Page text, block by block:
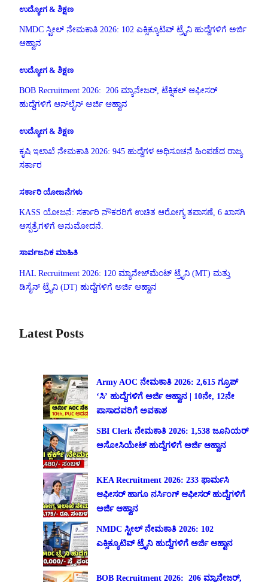
ಉದ್ಯೋಗ & ಶಿಕ್ಷಣ
NMDC ಸ್ಟೀಲ್ ನೇಮಕಾತಿ 2026: 102 ಎಕ್ಸಿಕ್ಯೂಟಿವ್ ಟ್ರೈನಿ ಹುದ್ದೆಗಳಿಗೆ ಅರ್ಜಿ
ಆಹ್ವಾನ
ಉದ್ಯೋಗ & ಶಿಕ್ಷಣ
BOB Recruitment 2026: 206 ಮ್ಯಾನೇಜರ್, ಟೆಕ್ನಿಕಲ್ ಆಫೀಸರ್
ಹುದ್ದೆಗಳಿಗೆ ಆನ್‌ಲೈನ್ ಅರ್ಜಿ ಆಹ್ವಾನ
ಉದ್ಯೋಗ & ಶಿಕ್ಷಣ
ಕೃಷಿ ಇಲಾಖೆ ನೇಮಕಾತಿ 2026: 945 ಹುದ್ದೆಗಳ ಅಧಿಸೂಚನೆ ಹಿಂಪಡೆದ ರಾಜ್ಯ
ಸರ್ಕಾರ
ಸರ್ಕಾರಿ ಯೋಜನೆಗಳು
KASS ಯೋಜನೆ: ಸರ್ಕಾರಿ ನೌಕರರಿಗೆ ಉಚಿತ ಆರೋಗ್ಯ ತಪಾಸಣೆ, 6 ಖಾಸಗಿ
ಆಸ್ಪತ್ರೆಗಳಿಗೆ ಅನುಮೋದನೆ.
ಸಾರ್ವಜನಿಕ ಮಾಹಿತಿ
HAL Recruitment 2026: 120 ಮ್ಯಾನೇಜ್‌ಮೆಂಟ್ ಟ್ರೈನಿ (MT) ಮತ್ತು
ಡಿಸೈನ್ ಟ್ರೈನಿ (DT) ಹುದ್ದೆಗಳಿಗೆ ಅರ್ಜಿ ಆಹ್ವಾನ
Latest Posts
Army AOC ನೇಮಕಾತಿ 2026: 2,615 ಗ್ರೂಪ್
‘ಸಿ’ ಹುದ್ದೆಗಳಿಗೆ ಅರ್ಜಿ ಆಹ್ವಾನ | 10ನೇ, 12ನೇ
ಪಾಸಾದವರಿಗೆ ಅವಕಾಶ
SBI Clerk ನೇಮಕಾತಿ 2026: 1,538 ಜೂನಿಯರ್
ಅಸೋಸಿಯೇಟ್ ಹುದ್ದೆಗಳಿಗೆ ಅರ್ಜಿ ಆಹ್ವಾನ
KEA Recruitment 2026: 233 ಫಾರ್ಮಸಿ
ಆಫೀಸರ್ ಹಾಗೂ ನರ್ಸಿಂಗ್ ಆಫೀಸರ್ ಹುದ್ದೆಗಳಿಗೆ
ಅರ್ಜಿ ಆಹ್ವಾನ
NMDC ಸ್ಟೀಲ್ ನೇಮಕಾತಿ 2026: 102
ಎಕ್ಸಿಕ್ಯೂಟಿವ್ ಟ್ರೈನಿ ಹುದ್ದೆಗಳಿಗೆ ಅರ್ಜಿ ಆಹ್ವಾನ
BOB Recruitment 2026: 206 ಮ್ಯಾನೇಜರ್,